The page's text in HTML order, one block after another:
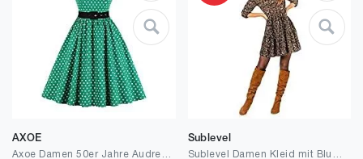
AXOE
Sublevel